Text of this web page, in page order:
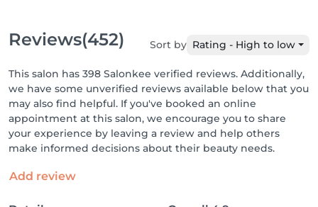
Reviews(452) Sort by Rating - High to low
This salon has 398 Salonkee verified reviews. Additionally,
we have some unverified reviews available below that you
may also find helpful. If you've booked an online
appointment at this salon, we encourage you to share
your experience by leaving a review and help others
make informed decisions about their beauty needs.
Add review